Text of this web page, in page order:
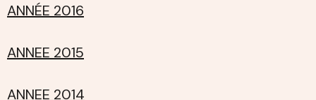
ANNÉE 2016
ANNEE 2015
ANNEE 2014